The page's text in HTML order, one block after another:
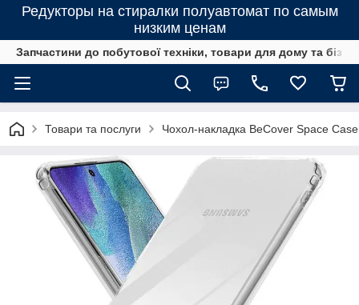
Редукторы на стиралки полуавтомат по самым
низким ценам
Запчастини до побутової техніки, товари для дому та
Товари та послуги Чохол-накладка BeCover Space